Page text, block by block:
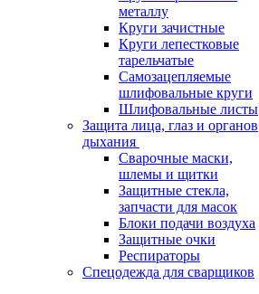
металлу
Круги зачистные
Круги лепестковые
тарельчатые
Самозацепляемые
шлифовальные круги
Шлифовальные листы
Защита лица, глаз и органов
дыхания
Сварочные маски,
шлемы и щитки
Защитные стекла,
запчасти для масок
Блоки подачи воздуха
Защитные очки
Респираторы
Спецодежда для сварщиков